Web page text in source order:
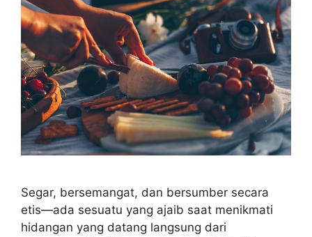
Segar, bersemangat, dan bersumber secara
etis—ada sesuatu yang ajaib saat menikmati
hidangan yang datang langsung dari